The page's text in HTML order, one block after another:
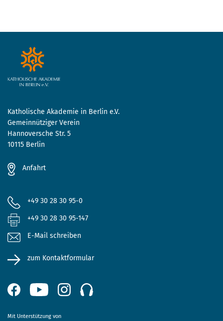
Katholische Akademie in Berlin e.V.
Gemeinnütziger Verein
Hannoversche Str. 5
10115 Berlin
Anfahrt
+49 30 28 30 95-0
+49 30 28 30 95-147
E-Mail schreiben
zum Kontaktformular
Mit Unterstützung von